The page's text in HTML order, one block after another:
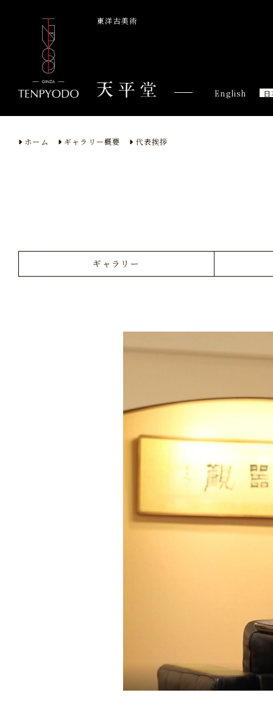
東洋古美術
English
ホーム ギャラリー概要 代表挨拶
ギャラリー